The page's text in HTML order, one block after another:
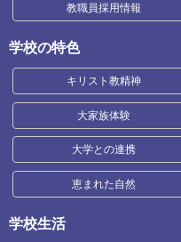
教職員採用情報
学校の特色
キリスト教精神
大家族体験
大学との連携
恵まれた自然
学校生活